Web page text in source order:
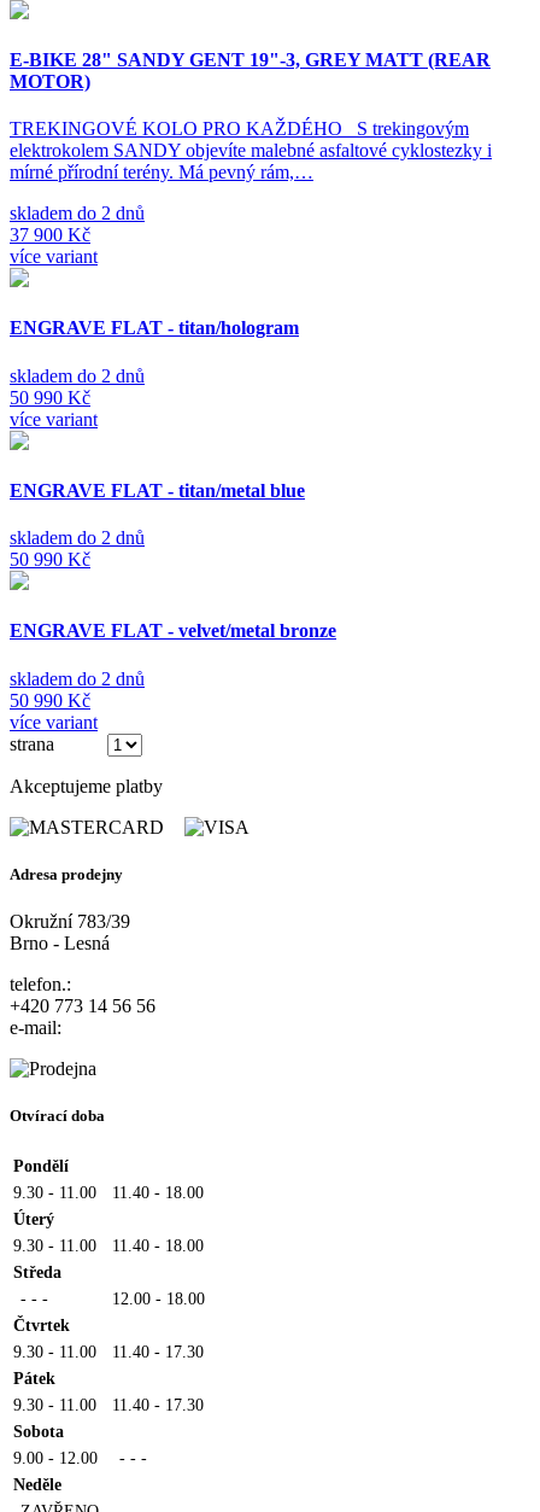
E-BIKE 28" SANDY GENT 19"-3, GREY MATT (REAR
MOTOR)
TREKINGOVÉ KOLO PRO KAŽDÉHO S trekingovým
elektrokolem SANDY objevíte malebné asfaltové cyklostezky i
mírné přírodní terény. Má pevný rám,…
skladem do 2 dnů
37 900 Kč
více variant
ENGRAVE FLAT - titan/hologram
skladem do 2 dnů
50 990 Kč
více variant
ENGRAVE FLAT - titan/metal blue
skladem do 2 dnů
50 990 Kč
ENGRAVE FLAT - velvet/metal bronze
skladem do 2 dnů
50 990 Kč
více variant
strana
Akceptujeme platby
Adresa prodejny
Okružní 783/39
Brno - Lesná
telefon.:
+420 773 14 56 56
e-mail:
Otvírací doba
Pondělí
9.30 - 11.00
11.40 - 18.00
Úterý
9.30 - 11.00
11.40 - 18.00
Středa
- - -
12.00 - 18.00
Čtvrtek
9.30 - 11.00
11.40 - 17.30
Pátek
9.30 - 11.00
11.40 - 17.30
Sobota
9.00 - 12.00
- - -
Neděle